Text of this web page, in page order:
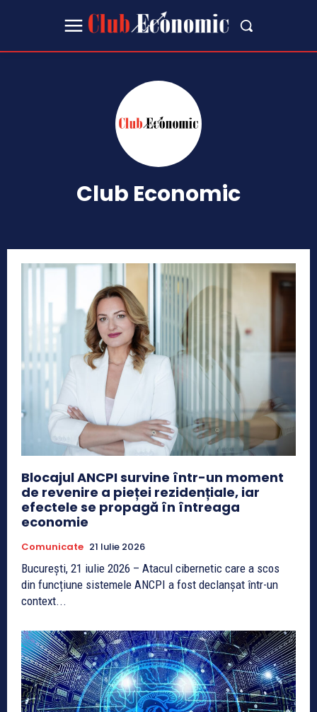
Club Economic
Blocajul ANCPI survine într-un moment
de revenire a pieței rezidențiale, iar
efectele se propagă în întreaga
economie
Comunicate 21 Iulie 2026
București, 21 iulie 2026 – Atacul cibernetic care a scos
din funcțiune sistemele ANCPI a fost declanșat într-un
context...